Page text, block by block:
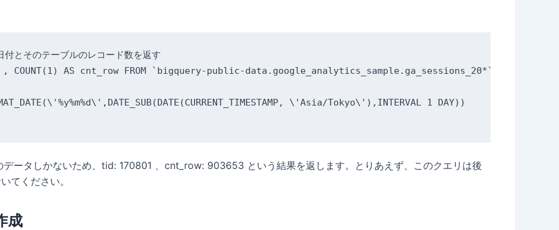
とそのテーブルのレコード数を返す
, COUNT(1) AS cnt_row FROM `bigquery-public-data.google_analytics_sample.ga_sessions_20*`
\'Asia/Tokyo\'),INTERVAL 1 DAY))
データしかないため、tid: 170801 、cnt_row: 903653 という結果を返します。とりあえず、このクエリは後
てください。
成